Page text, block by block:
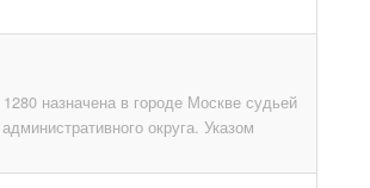
назначена в городе Москве судьей
округа. Указом